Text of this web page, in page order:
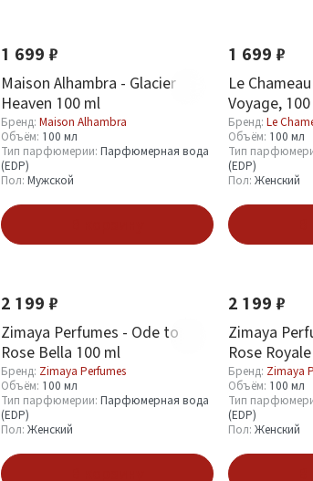
1 699 ₽
Maison Alhambra - Glacier
Heaven 100 ml
Бренд: Maison Alhambra
Объём: 100 мл
Тип парфюмерии: Парфюмерная вода
(EDP)
Пол: Мужской
1 699 ₽
Le
Voyage,
Бренд: Le
Объём: 100 мл
Тип
(EDP)
Пол: Женский
2 199 ₽
Zimaya Perfumes - Ode to
Rose Bella 100 ml
Бренд: Zimaya Perfumes
Объём: 100 мл
Тип парфюмерии: Парфюмерная вода
(EDP)
Пол: Женский
2 199 ₽
Zimaya
Rose
Бренд: Zimaya
Объём: 100 мл
Тип
(EDP)
Пол: Женский